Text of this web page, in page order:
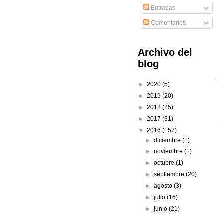
Entradas
Comentarios
Archivo del
blog
► 2020 (5)
► 2019 (20)
► 2018 (25)
► 2017 (31)
▼ 2016 (157)
►diciembre(1)
►noviembre(1)
►octubre(1)
►septiembre(20)
►agosto(3)
►julio(16)
►junio(21)